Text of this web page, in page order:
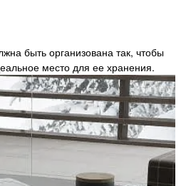
быть организована так, чтобы
место для ее хранения.